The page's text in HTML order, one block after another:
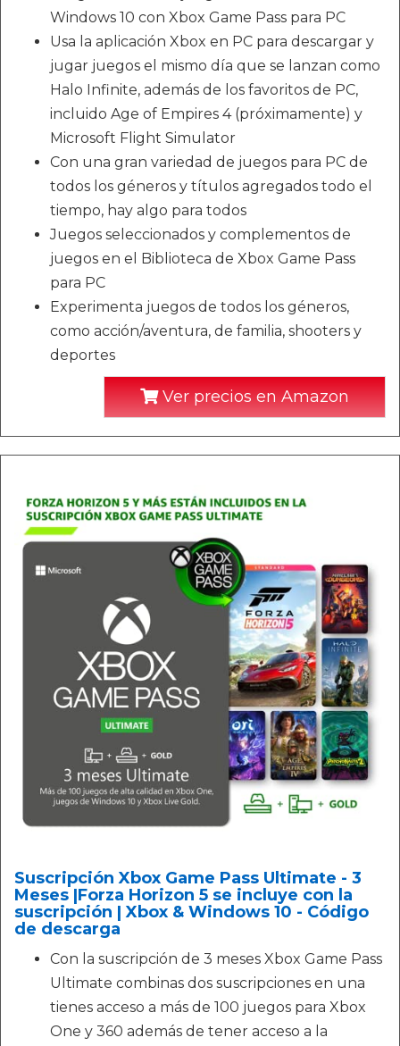
Windows 10 con Xbox Game Pass para PC
Usa la aplicación Xbox en PC para descargar y
jugar juegos el mismo día que se lanzan como
Halo Infinite, además de los favoritos de PC,
incluido Age of Empires 4 (próximamente) y
Microsoft Flight Simulator
Con una gran variedad de juegos para PC de
todos los géneros y títulos agregados todo el
tiempo, hay algo para todos
Juegos seleccionados y complementos de
juegos en el Biblioteca de Xbox Game Pass
para PC
Experimenta juegos de todos los géneros,
como acción/aventura, de familia, shooters y
deportes
Ver precios en Amazon
Suscripción Xbox Game Pass Ultimate - 3
Meses |Forza Horizon 5 se incluye con la
suscripción | Xbox & Windows 10 - Código
de descarga
Con la suscripción de 3 meses Xbox Game Pass
Ultimate combinas dos suscripciones en una
tienes acceso a más de 100 juegos para Xbox
One y 360 además de tener acceso a la